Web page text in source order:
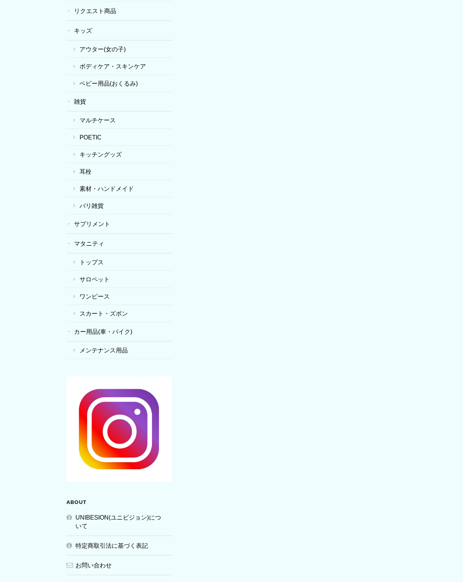
リクエスト商品
キッズ
アウター(女の子)
ボディケア・スキンケア
ベビー用品(おくるみ)
雑貨
マルチケース
POETIC
キッチングッズ
耳栓
素材・ハンドメイド
バリ雑貨
サプリメント
マタニティ
トップス
サロペット
ワンピース
スカート・ズボン
カー用品(車・バイク)
メンテナンス用品
ABOUT
UNIBESION(ユニビジョン)につ
いて
特定商取引法に基づく表記
お問い合わせ